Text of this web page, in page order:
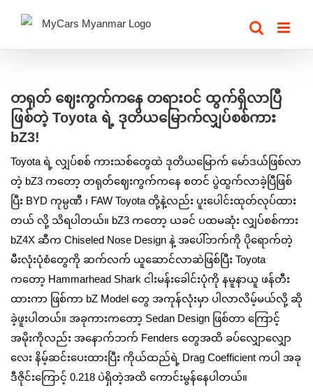
content
Larger
Image
တရုတ် ဈေးကွက်ကနေ တရားဝင် ထွက်ရှိလာပြီ
ဖြစ်တဲ့ Toyota ရဲ့ ဒုတိယမြောက်လျှပ်စစ်ကား
bZ3!
Toyota ရဲ့ လျှပ်စစ် ကားသစ်တွေထဲ ဒုတိယမြောက် မော်ဒယ်ဖြစ်လာ
တဲ့ bZ3 ကတော့ တရုတ်ဈေးကွက်ကနေ စတင် ပွဲထွက်လာခဲ့ပြီဖြစ်
ပြီး BYD ကုမ္ပဏီ ၊ FAW Toyota တို့နဲ့လည်း ပူးပေါင်းထုတ်လုပ်ထား
တယ် လို့ သိရပါတယ်။ bZ3 ကတော့ ယခင် ပထမဆုံး လျှပ်စစ်ကား
bZ4X ဆီက Chiseled Nose Design နဲ့ အပေါ်ဘက်ကို ‌ပိုရောက်တဲ့
မီးလုံးပုံစံတွေကို ဆက်လက် ယူဆောင်လာဆဲဖြစ်ပြီး Toyota
ကတော့ Hammarhead Shark ငါးမန်းခေါင်းပုံကို နမူနာယူ ဖန်တီး
ထားကာ ‌ဖြစ်ကာ bZ Model တွေ အကုန်လုံးမှာ ပါလာလိမ့်မယ်လို့ ဆို
ခဲ့ဖူးပါတယ်။ အခုကားကတော့ Sedan Design ဖြစ်တာ ကြောင့်
အမိုးကိုလည်း အနောက်ဘက် Fenders တွေအထိ ခပ်လျှောလျှော
လေး နိမ့်ဆင်းပေးထားပြီး ကိုယ်ထည်ရဲ့ Drag Coefficient ကပါ အခု
ဒီဇိုင်းကြောင့် 0.218 ပဲရှိတဲ့အထိ ကောင်းမွန်နေပါတယ်။